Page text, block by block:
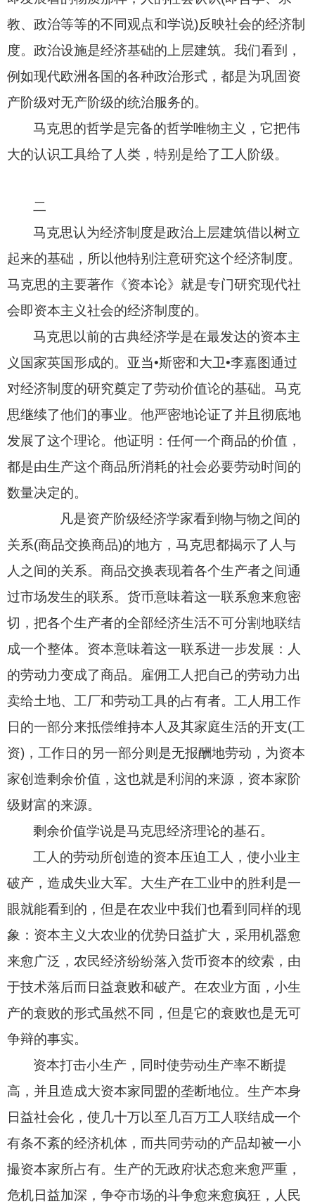
教、政治等等的不同观点和学说)反映社会的经济制
度。政治设施是经济基础的上层建筑。我们看到，
例如现代欧洲各国的各种政治形式，都是为巩固资
产阶级对无产阶级的统治服务的。
马克思的哲学是完备的哲学唯物主义，它把伟
大的认识工具给了人类，特别是给了工人阶级。
二
马克思认为经济制度是政治上层建筑借以树立
起来的基础，所以他特别注意研究这个经济制度。
马克思的主要著作《资本论》就是专门研究现代社
会即资本主义社会的经济制度的。
马克思以前的古典经济学是在最发达的资本主
义国家英国形成的。亚当•斯密和大卫•李嘉图通过
对经济制度的研究奠定了劳动价值论的基础。马克
思继续了他们的事业。他严密地论证了并且彻底地
发展了这个理论。他证明：任何一个商品的价值，
都是由生产这个商品所消耗的社会必要劳动时间的
数量决定的。
凡是资产阶级经济学家看到物与物之间的
关系(商品交换商品)的地方，马克思都揭示了人与
人之间的关系。商品交换表现着各个生产者之间通
过市场发生的联系。货币意味着这一联系愈来愈密
切，把各个生产者的全部经济生活不可分割地联结
成一个整体。资本意味着这一联系进一步发展：人
的劳动力变成了商品。雇佣工人把自己的劳动力出
卖给土地、工厂和劳动工具的占有者。工人用工作
日的一部分来抵偿维持本人及其家庭生活的开支(工
资) ，工作日的另一部分则是无报酬地劳动，为资本
家创造剩余价值，这也就是利润的来源，资本家阶
级财富的来源。
剩余价值学说是马克思经济理论的基石。
工人的劳动所创造的资本压迫工人，使小业主
破产，造成失业大军。大生产在工业中的胜利是一
眼就能看到的，但是在农业中我们也看到同样的现
象：资本主义大农业的优势日益扩大，采用机器愈
来愈广泛，农民经济纷纷落入货币资本的绞索，由
于技术落后而日益衰败和破产。在农业方面，小生
产的衰败的形式虽然不同，但是它的衰败也是无可
争辩的事实。
资本打击小生产，同时使劳动生产率不断提
高，并且造成大资本家同盟的垄断地位。生产本身
日益社会化，使几十万以至几百万工人联结成一个
有条不紊的经济机体，而共同劳动的产品却被一小
撮资本家所占有。生产的无政府状态愈来愈严重，
危机日益加深，争夺市场的斗争愈来愈疯狂，人民